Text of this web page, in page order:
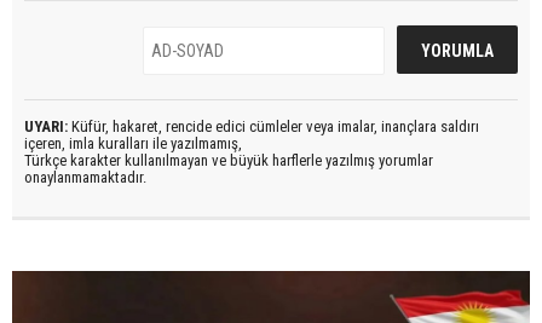
UYARI: Küfür, hakaret, rencide edici cümleler veya imalar, inançlara saldırı
içeren, imla kuralları ile yazılmamış,
Türkçe karakter kullanılmayan ve büyük harflerle yazılmış yorumlar
onaylanmamaktadır.